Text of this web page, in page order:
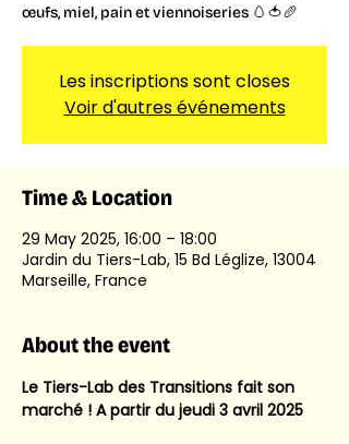
œufs, miel, pain et viennoiseries 🥚🍅🥖
Les inscriptions sont closes
Voir d'autres événements
Time & Location
29 May 2025, 16:00 – 18:00
Jardin du Tiers-Lab, 15 Bd Léglize, 13004
Marseille, France
About the event
Le Tiers-Lab des Transitions fait son
marché ! A partir du jeudi 3 avril 2025